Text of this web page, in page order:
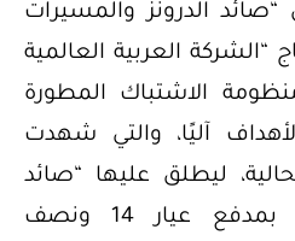
الدرونز والمسيرات
“الشركة العربية العالمية
الاشتباك المطورة
آليًا، والتي شهدت
ليطلق عليها “صائد
المسيرات” المدعومة بمدفع عيار 14 ونصف